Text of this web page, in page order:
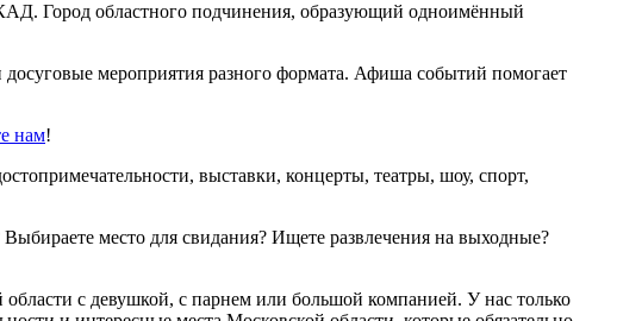
Город областного подчинения, образующий одноимённый
мероприятия разного формата. Афиша событий помогает
нам!
выставки, концерты, театры, шоу, спорт,
место для свидания? Ищете развлечения на выходные?
с девушкой, с парнем или большой компанией. У нас только